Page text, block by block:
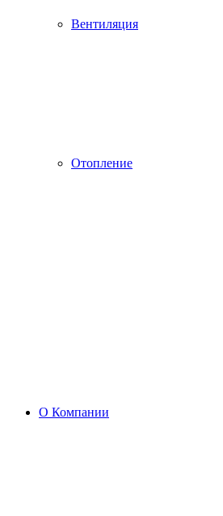
Вентиляция
Отопление
О Компании